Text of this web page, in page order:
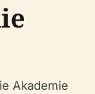
Akademie